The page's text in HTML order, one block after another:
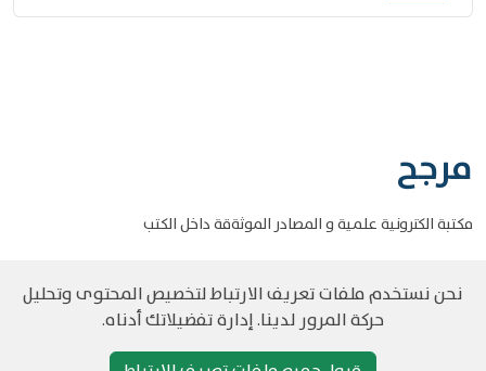
مرجح
مكتبة الكترونية علمية و المصادر الموثةقة داخل الكتب
حقوق الطبع والنشر مرجح جميع الحقوق محفوظةسياسة و الخصوصية
نحن نستخدم ملفات تعريف الارتباط لتخصيص المحتوى وتحليل
حركة المرور لدينا. إدارة تفضيلاتك أدناه.